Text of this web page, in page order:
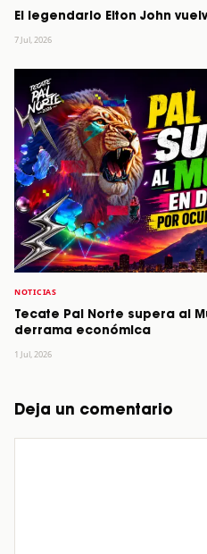
El legendario Elton John
7 Jul, 2026
NOTICIAS
Tecate Pal Norte supera al
derrama económica
1 Jul, 2026
Deja un comentario